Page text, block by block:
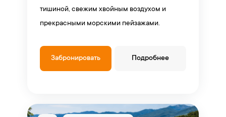
тишиной, свежим хвойным воздухом и
прекрасными морскими пейзажами.
Забронировать Подробнее